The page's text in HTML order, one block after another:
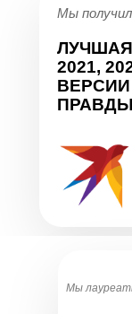
Мы
2021,
ПРАВДЫ
Мы